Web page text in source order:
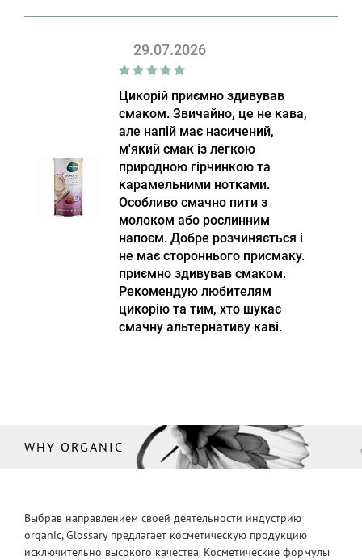
29.07.2026
Цикорій приємно здивував
смаком. Звичайно, це не кава,
але напій має насичений,
м'який смак із легкою
природною гірчинкою та
карамельними нотками.
Особливо смачно пити з
молоком або рослинним
напоєм. Добре розчиняється і
не має стороннього присмаку.
приємно здивував смаком.
Рекомендую любителям
цикорію та тим, хто шукає
смачну альтернативу каві.
WHY ORGANIC
Выбрав направлением своей деятельности индустрию
organic, Glossary предлагает косметическую продукцию
исключительно высокого качества. Косметические формулы